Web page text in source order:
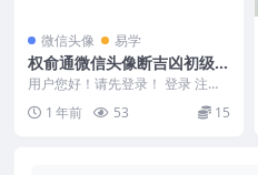
微信头像 易学
权俞通微信头像断吉凶初级班
4集
用户您好！请先登录！ 登录 注册
权俞通微信头像断吉凶初级班 4集
250624...
1 年前 53 15